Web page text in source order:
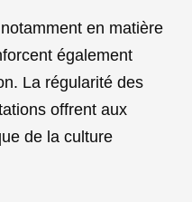
en matière
également
La régularité des
offrent aux
de la culture